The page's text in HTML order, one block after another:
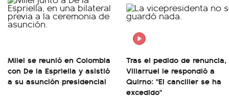
Milei se reunió en Colombia
con De la Espriella y asistió
a su asunción presidencial
Tras el pedido de renuncia,
Villarruel le respondió a
Quirno: "El canciller se ha
excedido"